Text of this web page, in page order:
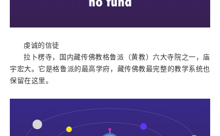
虔诚的信徒
拉卜楞寺，国内藏传佛教格鲁派（黄教）六大寺院之一，庙
宇宏大。它是格鲁派的最高学府，藏传佛教最完整的教学系统也
保留在这里。